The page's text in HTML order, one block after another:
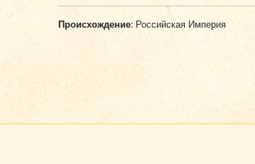
Происхождение:Российская Империя